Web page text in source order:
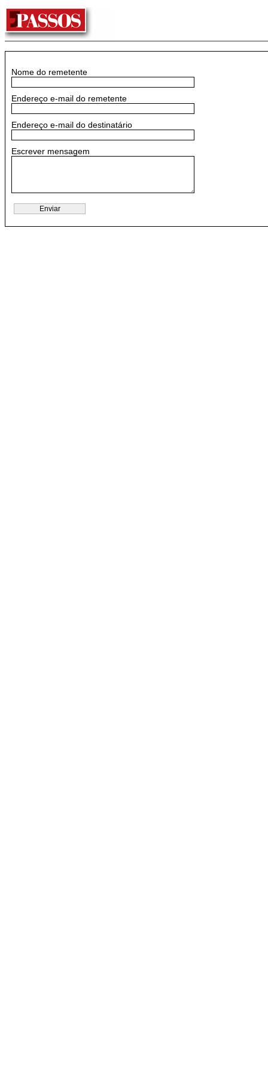
Nome do remetente
Endereço e-mail do remetente
Endereço e-mail do destinatário
Escrever mensagem